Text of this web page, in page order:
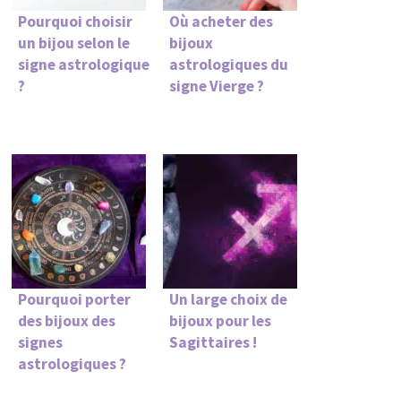
Pourquoi choisir
un bijou selon le
signe astrologique
?
Où acheter des
bijoux
astrologiques du
signe Vierge ?
Pourquoi porter
des bijoux des
signes
astrologiques ?
Un large choix de
bijoux pour les
Sagittaires !